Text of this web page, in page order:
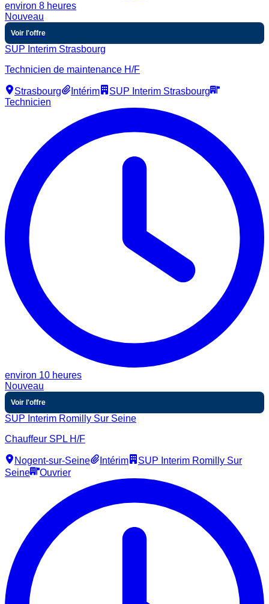
environ 8 heures
Nouveau
Voir l'offre
SUP Interim Strasbourg
Technicien de maintenance H/F
Strasbourg Intérim
SUP Interim Strasbourg
Technicien
environ 10 heures
Nouveau
Voir l'offre
SUP Interim Romilly Sur Seine
Chauffeur SPL H/F
Nogent-sur-Seine Intérim
SUP Interim Romilly Sur
Seine
Ouvrier